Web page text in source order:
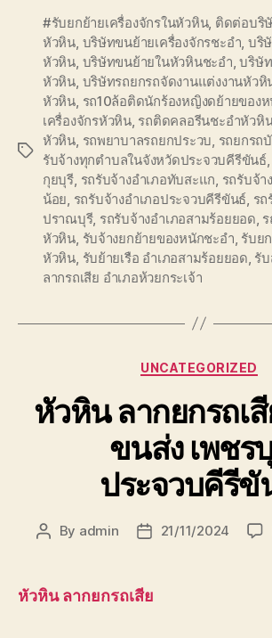
Tags
#รับยกย้ายเครื่องจักรในหัวหิน, ติดต่อบริ
หัวหิน บริษัทขนย้ายเครื่องจักรชะอำ บริ
หัวหิน บริษัทขนย้ายในหัวหินชะอำ ,บริษั
หัวหิน บริษัทรถยกรถจัดงานแต่งงานหัวหิ
หัวหิน รถ10ล้อติดนักร้องหญิงดย้ายของ
เครื่องจักรหัวหิน, รถติดคลอรีนชะอำหัวหิ
หัวหิน รถพยาบาลรถยกประวบ รถยกรถ
รับจ้างทุกตำบลในจังหวัดประจวบคีรีขันธ์,
กุยบุรี รถรับจ้างอำเภอทับสะแก รถรับจ้า
น้อย รถรับจ้างอำเภอประจวบคีรีขันธ์ รถ
ปราณบุรี, รถรับจ้างอำเภอสามร้อยยอด
หัวหิน รับจ้างยกย้ายของหนักชะอำ รับย
หัวหิน รับย้ายเรือ อำเภอสามร้อยยอด รั
ลากรถเสีย อำเภอห้วยกระเจ้า
Categories
UNCATEGORIZED
หัวหิน ลากยกรถเ
ขนส่ง เพชร
ประจวบคีรีขั
Post
By admin
Post21/11/2024
หัวหิน ลากยกรถเสีย